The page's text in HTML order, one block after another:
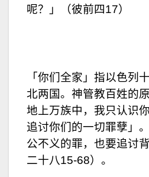
呢？」（彼前四17）
「你们全家」指以色列
北两国。神管教百姓的
地上万族中，我只认识
追讨你们的一切罪孽」
公不义的罪，也要追讨
二十八15-68）。